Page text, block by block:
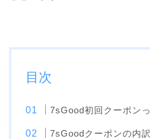
目次
7sGood初回クーポン
7sGoodクーポンの内訳